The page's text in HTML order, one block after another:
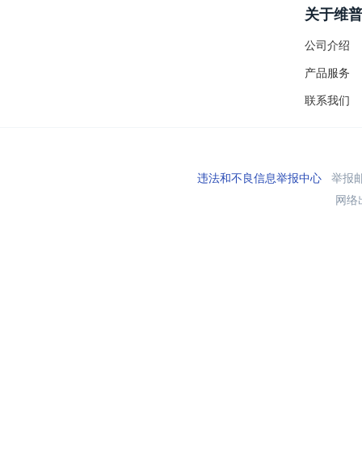
关于维普
公司介绍
产品服务
联系我们
违法和不良信息举报中心举报
网